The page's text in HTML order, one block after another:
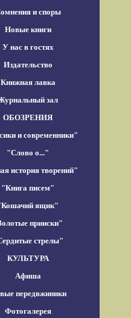
и споры
Новые книги
У нас в гостях
Издательство
Книжная лавка
зал
ОБОЗРЕНИЯ
и современники"
"Слово о..."
история творений"
"Книга писем"
ящик"
прииски"
стрелы"
КУЛЬТУРА
Афиша
передвжиники
Фотогалерея